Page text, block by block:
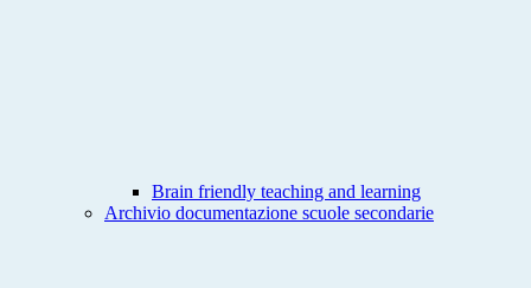
Brain friendly teaching and learning
Archivio documentazione scuole secondarie